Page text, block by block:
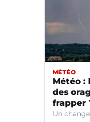
MÉTÉO
Météo :
des
frapper
Un